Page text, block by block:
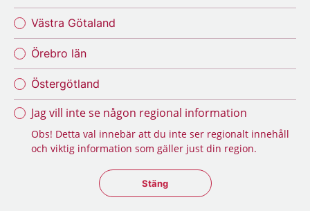
Västra Götaland
Örebro län
Östergötland
Jag vill inte se någon regional information
Obs! Detta val innebär att du inte ser regionalt innehåll
och viktig information som gäller just din region.
Stäng regionsväljaren
Stäng